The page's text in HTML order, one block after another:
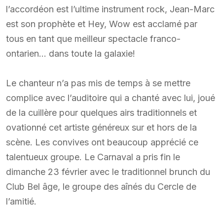
l’accordéon est l’ultime instrument rock, Jean-Marc
est son prophète et Hey, Wow est acclamé par
tous en tant que meilleur spectacle franco-
ontarien… dans toute la galaxie!
Le chanteur n’a pas mis de temps à se mettre
complice avec l’auditoire qui a chanté avec lui, joué
de la cuillère pour quelques airs traditionnels et
ovationné cet artiste généreux sur et hors de la
scène. Les convives ont beaucoup apprécié ce
talentueux groupe. Le Carnaval a pris fin le
dimanche 23 février avec le traditionnel brunch du
Club Bel âge, le groupe des aînés du Cercle de
l’amitié.